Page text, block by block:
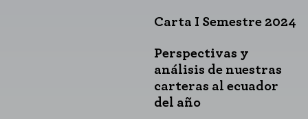
Carta I Semestre 2024
Perspectivas y
análisis de nuestras
carteras al ecuador
del año